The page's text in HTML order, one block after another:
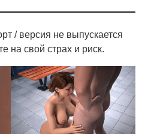
/ версия не выпускается
на свой страх и риск.